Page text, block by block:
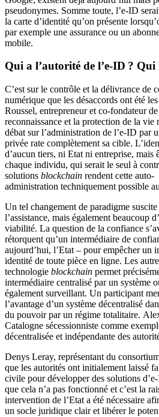
pseudonymes. Somme toute, l’e-ID
la carte d’identité qu’on présente
par exemple une assurance ou un
mobile.
Qui a l’autorité de l’e-ID ? Qui
C’est surle contrôle et la délivrance de
numérique que les désaccords ont été
Roussel, entrepreneur et co-fondateur
reconnaissance et la protection de la
débat sur l’administration de l’e-ID par
privée rate complètement sa cible.
d’aucun tiers, ni Etat ni entreprise, mais
chaque individu, qui serait le seul à
solutions blockchain rendent cette auto-
administration techniquement possible
Un tel changement de paradigme
l’assistance, mais également beaucoup
viabilité. La question de la confiance
rétorquent qu’un intermédiaire de
aujourd’hui, l’Etat – pourempêcherun
identité de toute pièce en ligne. Les
technologie blockchain permet
intermédiaire centralisé par un système
également surveillant. Un participant
l’avantage d’un système décentralisé
du pouvoir par un régime totalitaire.
Catalogne sécessionniste comme
décentralisée et indépendante des
Denys Leray, représentant du
que les autorités ont initialement laissé
civile pourdévelopperdes solutions
que cela n’a pas fonctionné et c’est la
intervention de l’Etat a été nécessaire
un socle juridique clairet libérer le